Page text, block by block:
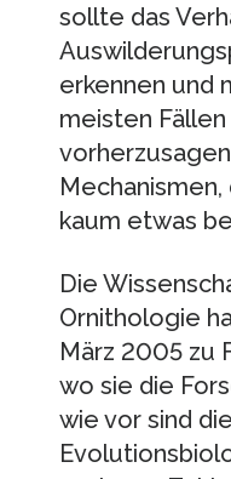
sollte das
erkennen und
meisten
kaum etwas
Die
Ornithologie
März 2005 zu
wo sie die
wie vor sind